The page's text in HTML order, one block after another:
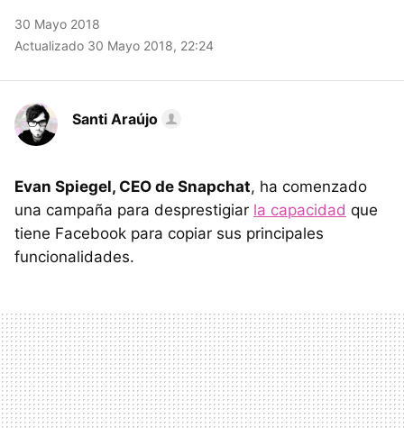
30 Mayo 2018
Actualizado 30 Mayo 2018, 22:24
Santi Araújo
Evan Spiegel, CEO de Snapchat, ha comenzado
una campaña para desprestigiar la capacidad que
tiene Facebook para copiar sus principales
funcionalidades.